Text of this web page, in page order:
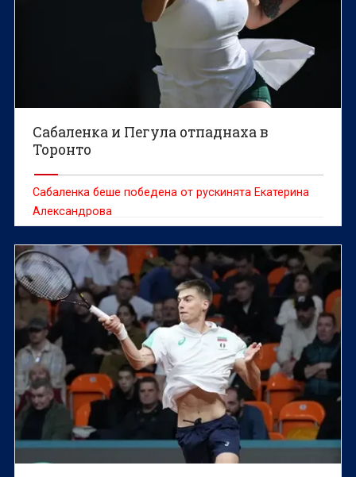
Сабаленка и Пегула отпаднаха в
Торонто
Сабаленка беше победена от рускинята Екатерина
Александрова